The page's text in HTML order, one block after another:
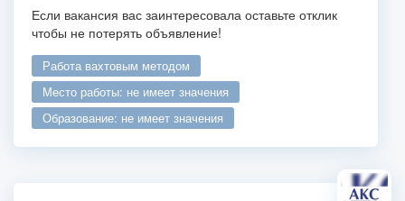
Если вакансия вас заинтересовала оставьте отклик
чтобы не потерять объявление!
работа вахтовым методом
место работы: не имеет значения
образование: не имеет значения